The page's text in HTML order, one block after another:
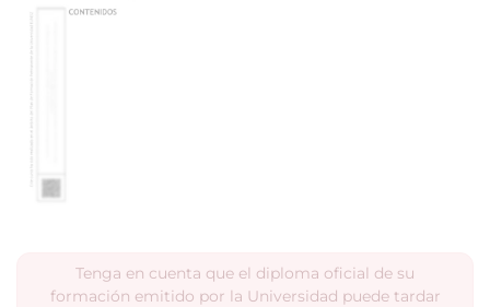
Tenga en cuenta que el diploma oficial de su
formación emitido por la Universidad puede tardar